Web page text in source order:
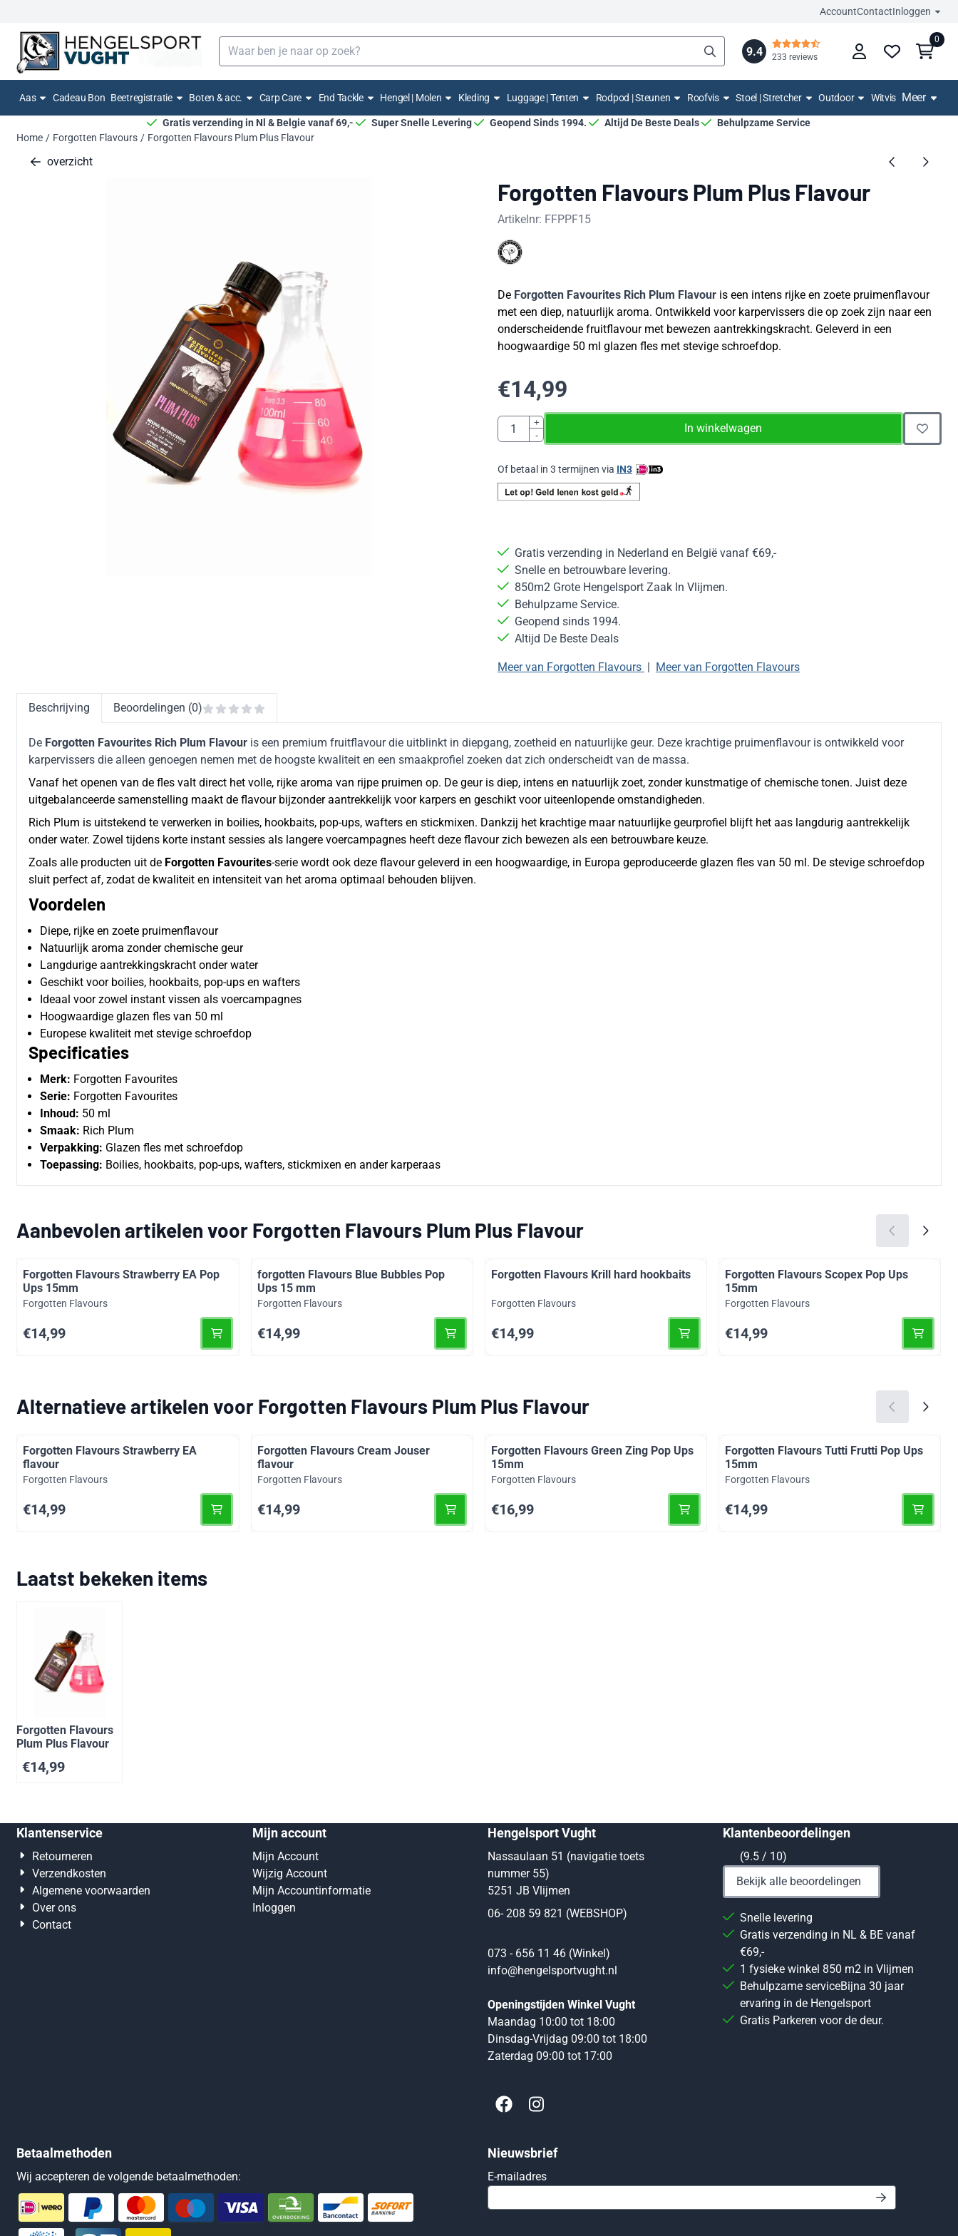
AccountContactInloggen
Zoeken
9.4 233 reviews
0
Aas Cadeau Bon Beetregistratie Boten & acc. Carp Care End Tackle Hengel | Molen Kleding Luggage | Tenten Rodpod | Steunen Roofvis Stoel | Stretcher Outdoor Witvis Meer
Gratis verzending in Nl & Belgie vanaf 69,- Super Snelle Levering Geopend Sinds 1994. Altijd De Beste Deals
Behulpzame Service
Home / Forgotten Flavours / Forgotten Flavours Plum Plus Flavour
overzicht
Forgotten Flavours Plum Plus Flavour
Artikelnr: FFPPF15
De Forgotten Favourites Rich Plum Flavouris een intens rijke en zoete pruimenflavour
met een diep, natuurlijk aroma. Ontwikkeld voor karpervissers die op zoek zijn naar een
onderscheidende fruitflavour met bewezen aantrekkingskracht. Geleverd in een
hoogwaardige 50 ml glazen fles met stevige schroefdop.
€14,99
Aantal
+
-
In winkelwagen
Of betaal in 3 termijnen via IN3
Gratis verzending in Nederland en België vanaf €69,-
Snelle en betrouwbare levering.
850m2 Grote Hengelsport Zaak In Vlijmen.
Behulpzame Service.
Geopend sinds 1994.
Altijd De Beste Deals
Meer van Forgotten Flavours | Meer van Forgotten Flavours
Beschrijving Beoordelingen (0)
De Forgotten Favourites Rich Plum Flavour is een premium fruitflavour die uitblinkt in diepgang, zoetheid en natuurlijke geur. Deze krachtige pruimenflavour is ontwikkeld voor
karpervissers die alleen genoegen nemen met de hoogste kwaliteit en een smaakprofiel zoeken dat zich onderscheidt van de massa.
Vanaf het openen van de fles valt direct het volle, rijke aroma van rijpe pruimen op. De geur is diep, intens en natuurlijk zoet, zonder kunstmatige of chemische tonen. Juist deze
uitgebalanceerde samenstelling maakt de flavour bijzonder aantrekkelijk voor karpers en geschikt voor uiteenlopende omstandigheden.
Rich Plum is uitstekend te verwerken in boilies, hookbaits, pop-ups, wafters en stickmixen. Dankzij het krachtige maar natuurlijke geurprofiel blijft het aas langdurig aantrekkelijk
onder water. Zowel tijdens korte instant sessies als langere voercampagnes heeft deze flavour zich bewezen als een betrouwbare keuze.
Zoals alle producten uit de Forgotten Favourites-serie wordt ook deze flavour geleverd in een hoogwaardige, in Europa geproduceerde glazen fles van 50 ml. De stevige schroefdop
sluit perfect af, zodat de kwaliteit en intensiteit van het aroma optimaal behouden blijven.
Voordelen
Diepe, rijke en zoete pruimenflavour
Natuurlijk aroma zonder chemische geur
Langdurige aantrekkingskracht onder water
Geschikt voor boilies, hookbaits, pop-ups en wafters
Ideaal voor zowel instant vissen als voercampagnes
Hoogwaardige glazen fles van 50 ml
Europese kwaliteit met stevige schroefdop
Specificaties
Merk: Forgotten Favourites
Serie: Forgotten Favourites
Inhoud: 50 ml
Smaak: Rich Plum
Verpakking: Glazen fles met schroefdop
Toepassing: Boilies, hookbaits, pop-ups, wafters, stickmixen en ander karperaas
Aanbevolen artikelen voor Forgotten Flavours Plum Plus Flavour
Forgotten Flavours Strawberry EA Pop
Ups 15mm
Merk:
Forgotten Flavours
Prijs: 14,99
€14,99
forgotten Flavours Blue Bubbles Pop
Ups 15 mm
Merk:
Forgotten Flavours
Prijs: 14,99
€14,99
Forgotten Flavours Krill hard hookbaits
Merk:
Forgotten Flavours
Prijs: 14,99
€14,99
Forgotten Flavours Scopex Pop Ups
15mm
Merk:
Forgotten Flavours
Prijs: 14,99
€14,99
Alternatieve artikelen voor Forgotten Flavours Plum Plus Flavour
Forgotten Flavours Strawberry EA
flavour
Merk:
Forgotten Flavours
Prijs: 14,99
€14,99
Forgotten Flavours Cream Jouser
flavour
Merk:
Forgotten Flavours
Prijs: 14,99
€14,99
Forgotten Flavours Green Zing Pop Ups
15mm
Merk:
Forgotten Flavours
Prijs: 16,99
€16,99
Forgotten Flavours Tutti Frutti Pop Ups
15mm
Merk:
Forgotten Flavours
Prijs: 14,99
€14,99
Laatst bekeken items
Forgotten Flavours
Plum Plus Flavour
€14,99
Klantenservice
Retourneren
Verzendkosten
Algemene voorwaarden
Over ons
Contact
Mijn account
Mijn Account
Wijzig Account
Mijn Accountinformatie
Inloggen
Hengelsport Vught
Nassaulaan 51 (navigatie toets
nummer 55)
5251 JB Vlijmen
06- 208 59 821 (WEBSHOP)
073 - 656 11 46 (Winkel)
info@hengelsportvught.nl
Openingstijden Winkel Vught
Maandag 10:00 tot 18:00
Dinsdag-Vrijdag 09:00 tot 18:00
Zaterdag 09:00 tot 17:00
Klantenbeoordelingen
(9.5 / 10)
Bekijk alle beoordelingen
Snelle levering
Gratis verzending in NL & BE vanaf
€69,-
1 fysieke winkel 850 m2 in Vlijmen
Behulpzame serviceBijna 30 jaar
ervaring in de Hengelsport
Gratis Parkeren voor de deur.
Betaalmethoden
Wij accepteren de volgende betaalmethoden:
Nieuwsbrief
E-mailadresVul je e-mailadres in voor de nieuwsbrief